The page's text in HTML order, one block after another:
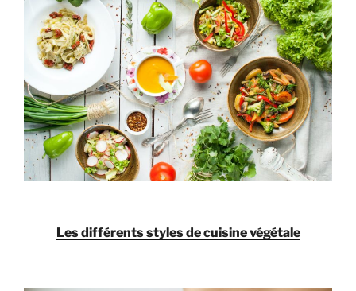
Les différents styles de cuisine végétale